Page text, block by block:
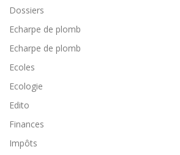
Dossiers
Echarpe de plomb
Echarpe de plomb
Ecoles
Ecologie
Edito
Finances
Impôts